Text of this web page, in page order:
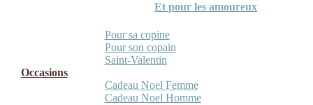
Et pour les amoureux
Pour sa copine
Pour son copain
Saint-Valentin
Occasions
Cadeau Noel Femme
Cadeau Noel Homme